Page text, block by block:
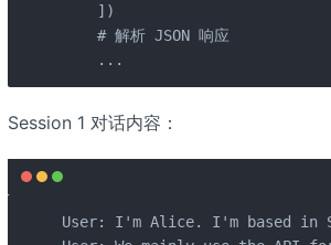
    ])
    # 解析 JSON 响应
    ...
Session 1 对话内容：
User: I'm Alice. I'm based in